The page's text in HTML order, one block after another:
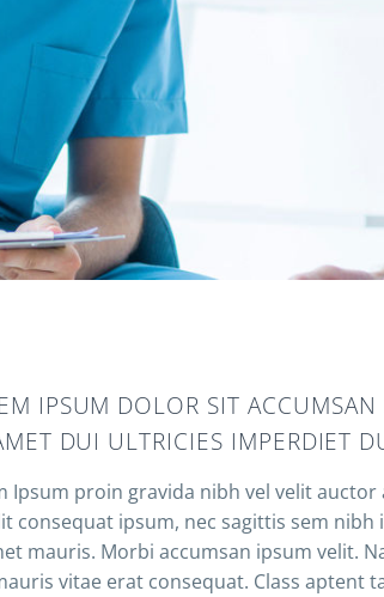
IPSUM DOLOR SIT
DUI ULTRICIES IMPERDIET
Ipsum proin gravida nibh vel velit
consequat ipsum, nec sagittis sem
mauris. Morbi accumsan ipsum velit.
vitae erat consequat. Class